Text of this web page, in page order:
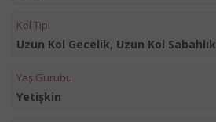
Kol Tipi
Uzun Kol Gecelik, Uzun Kol Sabahlık
Yaş Gurubu
Yetişkin